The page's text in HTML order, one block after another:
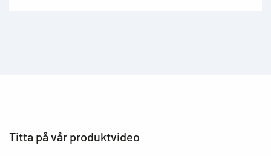
Titta på vår produktvideo